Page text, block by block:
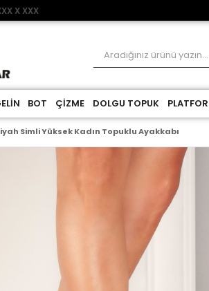
X XXX
BOT ÇİZME DOLGU TOPUK
Simli Yüksek Kadın Topuklu Ayakkabı